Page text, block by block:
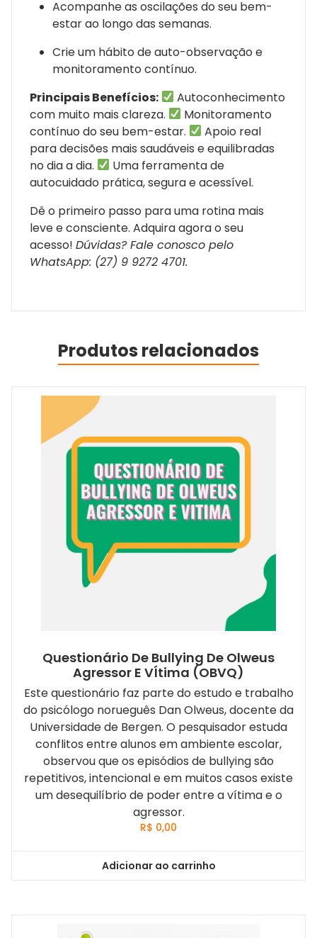
Acompanhe as oscilações do seu bem-
estar ao longo das semanas.
Crie um hábito de auto-observação e
monitoramento contínuo.
Principais Benefícios:
Autoconhecimento
com muito mais clareza.
Monitoramento
contínuo do seu bem-estar.
Apoio real
para decisões mais saudáveis e equilibradas
no dia a dia.
Uma ferramenta de
autocuidado prática, segura e acessível.
Dê o primeiro passo para uma rotina mais
leve e consciente. Adquira agora o seu
acesso! Dúvidas? Fale conosco pelo
WhatsApp: (27) 9 9272 4701.
Produtos relacionados
Questionário De Bullying De Olweus
Agressor E VÍtima (OBVQ)
Este questionário faz parte do estudo e trabalho
do psicólogo norueguês Dan Olweus, docente da
Universidade de Bergen. O pesquisador estuda
conflitos entre alunos em ambiente escolar,
observou que os episódios de bullying são
repetitivos, intencional e em muitos casos existe
um desequilíbrio de poder entre a vítima e o
agressor.
R$ 0,00
Adicionar ao carrinho